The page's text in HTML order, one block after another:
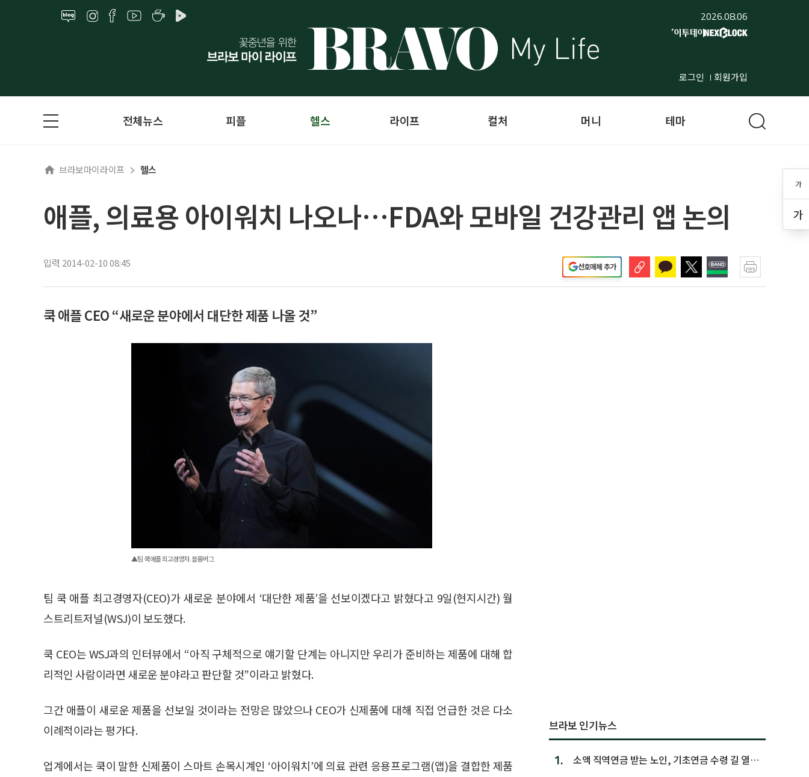
2026.08.06
로그인 회원가입
가
가
전체뉴스 피플 헬스 라이프 컬처 머니 테마
브라보마이라이프 헬스
애플, 의료용 아이워치 나오나…FDA와 모바일 건강관리 앱 논의
입력 2014-02-10 08:45 선호매체 추가
쿡 애플 CEO “새로운 분야에서 대단한 제품 나올 것”
▲팀 쿡 애플 최고경영자. 블룸버그
팀 쿡 애플 최고경영자(CEO)가 새로운 분야에서 ‘대단한 제품’을 선보이겠다고 밝혔다고 9일(현지시간) 월
스트리트저널(WSJ)이 보도했다.
쿡 CEO는 WSJ과의 인터뷰에서 “아직 구체적으로 얘기할 단계는 아니지만 우리가 준비하는 제품에 대해 합
리적인 사람이라면 새로운 분야라고 판단할 것”이라고 밝혔다.
그간 애플이 새로운 제품을 선보일 것이라는 전망은 많았으나 CEO가 신제품에 대해 직접 언급한 것은 다소
이례적이라는 평가다.
업계에서는 쿡이 말한 신제품이 스마트 손목시계인 ‘아이워치’에 의료 관련 응용프로그램(앱)을 결합한 제품
브라보 인기뉴스
1.
소액 직역연금 받는 노인, 기초연금 수령 길 열린